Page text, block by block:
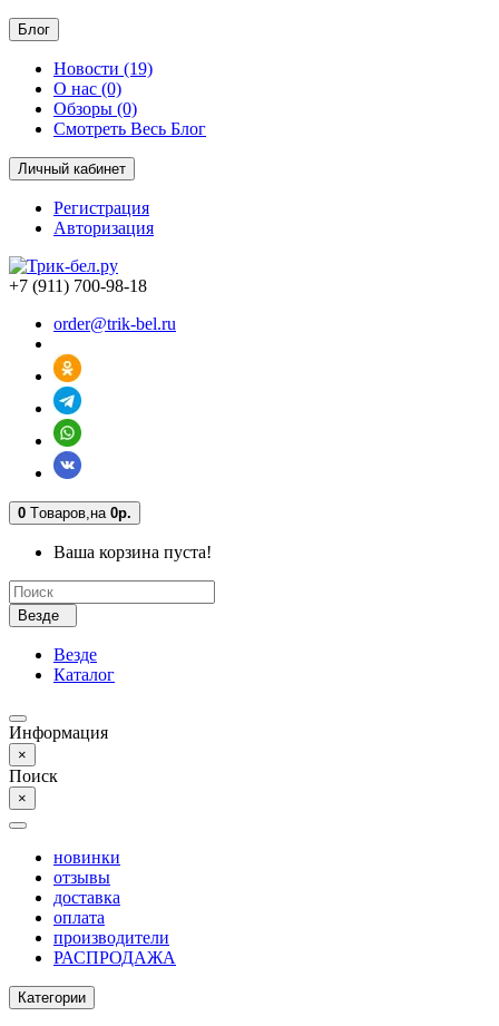
Блог
Новости (19)
О нас (0)
Обзоры (0)
Смотреть Весь Блог
Личный кабинет
Регистрация
Авторизация
+7 (911) 700-98-18
order@trik-bel.ru
0 Tоваров,на 0р.
Ваша корзина пуста!
Везде
Везде
Каталог
Информация
×
Поиск
×
новинки
отзывы
доставка
оплата
производители
РАСПРОДАЖА
Категории